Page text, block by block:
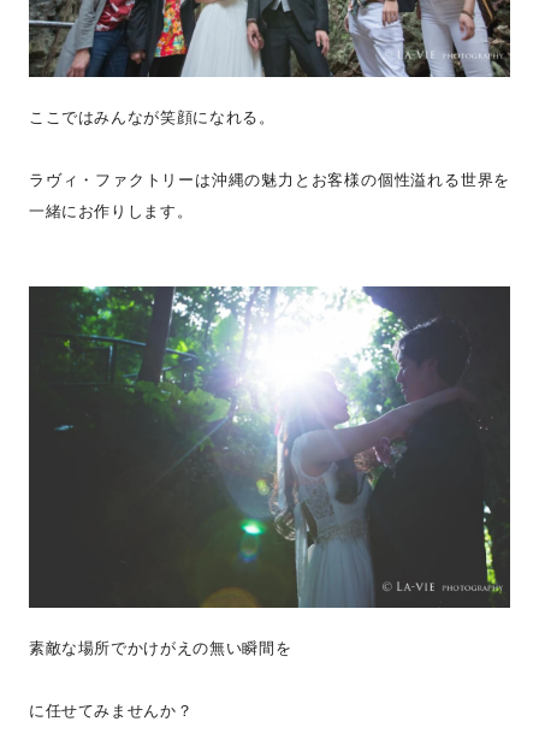
ここではみんなが笑顔になれる。
ラヴィ・ファクトリーは沖縄の魅力とお客様の個性溢れる世界を
一緒にお作りします。
素敵な場所でかけがえの無い瞬間を
に任せてみませんか？